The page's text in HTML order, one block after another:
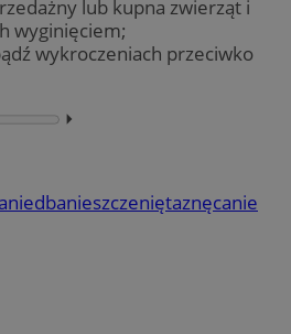
lub kupna zwierząt i
wyginięciem;
wykroczeniach przeciwko
⏵︎
szczeniętaznęcanie